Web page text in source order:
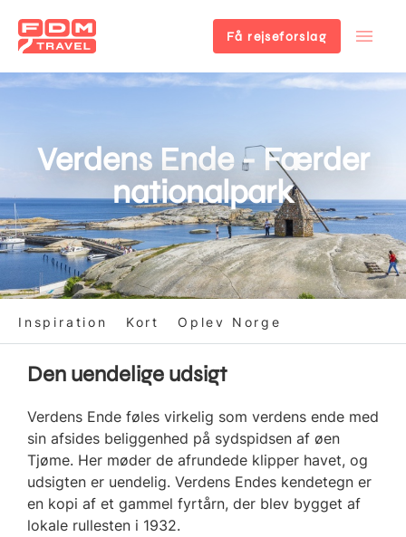
Gå
Få rejseforslag
Verdens Ende - Færder
nationalpark
Inspiration Kort Oplev Norge
Den uendelige udsigt
Verdens Ende føles virkelig som verdens ende med
sin afsides beliggenhed på sydspidsen af øen
Tjøme. Her møder de afrundede klipper havet, og
udsigten er uendelig. Verdens Endes kendetegn er
en kopi af et gammel fyrtårn, der blev bygget af
lokale rullesten i 1932.